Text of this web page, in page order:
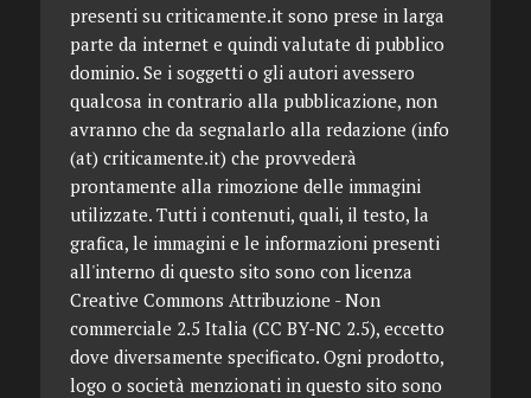
presenti su criticamente.it sono prese in larga
parte da internet e quindi valutate di pubblico
dominio. Se i soggetti o gli autori avessero
qualcosa in contrario alla pubblicazione, non
avranno che da segnalarlo alla redazione (info
(at) criticamente.it) che provvederà
prontamente alla rimozione delle immagini
utilizzate. Tutti i contenuti, quali, il testo, la
grafica, le immagini e le informazioni presenti
all'interno di questo sito sono con licenza
Creative Commons Attribuzione - Non
commerciale 2.5 Italia (CC BY-NC 2.5), eccetto
dove diversamente specificato. Ogni prodotto,
logo o società menzionati in questo sito sono